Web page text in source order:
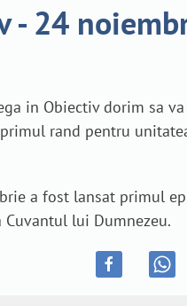
- 24
in Obiectiv dorim sa
rand pentru
a fost lansat primul
lui Dumnezeu.